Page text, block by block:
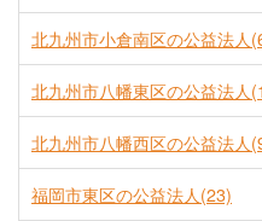
北九州市小倉南区の公益法人
北九州市八幡東区の公益法人
北九州市八幡西区の公益法人
福岡市東区の公益法人(23)